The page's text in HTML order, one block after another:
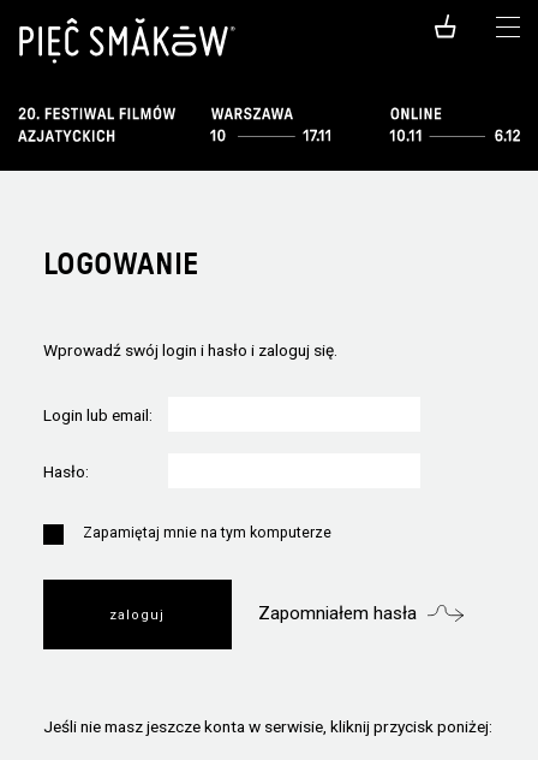
LOGOWANIE
Wprowadź swój login i hasło i zaloguj się.
Login lub email:
Hasło:
Zapamiętaj mnie na tym komputerze
Zapomniałem hasła
Jeśli nie masz jeszcze konta w serwisie, kliknij przycisk poniżej: